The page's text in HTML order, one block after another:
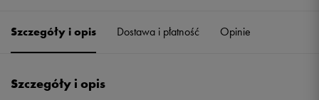
S Powiadom o dostępności
Szczegóły i opis Dostawa i płatność Opinie
Szczegóły i opis